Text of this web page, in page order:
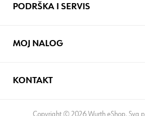
PODRŠKA I SERVIS
MOJ NALOG
KONTAKT
Copyright © 2026 Wurth eShop. Sva